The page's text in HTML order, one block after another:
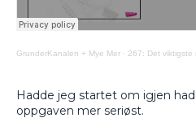
GrunderKanalen + Mye Mer · 267: Det viktigste
Hadde jeg startet om igjen
oppgaven mer seriøst.